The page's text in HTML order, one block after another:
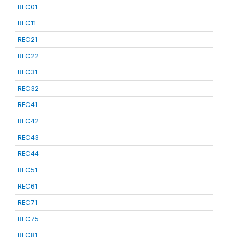
REC01
REC11
REC21
REC22
REC31
REC32
REC41
REC42
REC43
REC44
REC51
REC61
REC71
REC75
REC81